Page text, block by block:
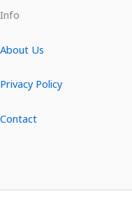
Info
About Us
Privacy Policy
Contact